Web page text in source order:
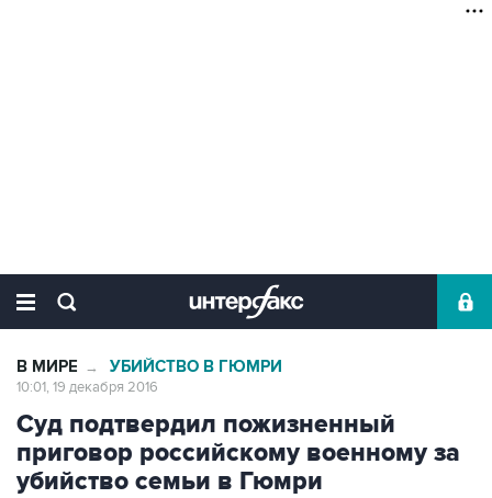
В МИРЕ → УБИЙСТВО В ГЮМРИ
10:01, 19 декабря 2016
Суд подтвердил пожизненный
приговор российскому военному за
убийство семьи в Гюмри